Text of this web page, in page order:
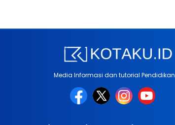
Media Informasi dan tutorial Pendidikan